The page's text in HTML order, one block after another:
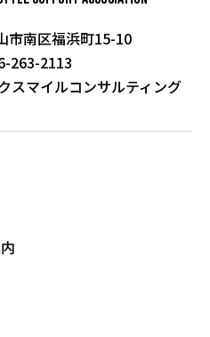
南区福浜町15-10
263-2113
スマイルコンサルティング